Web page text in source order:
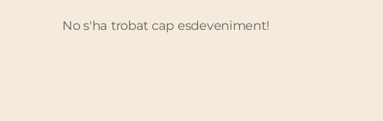
No s'ha trobat cap esdeveniment!